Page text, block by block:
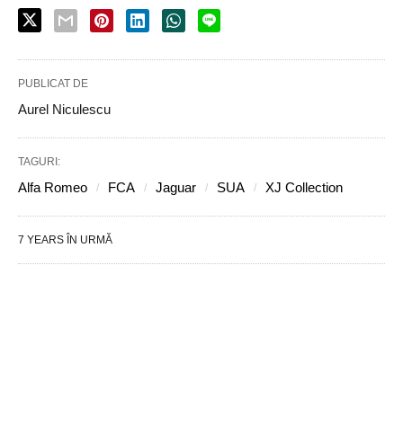
PUBLICAT DE
Aurel Niculescu
TAGURI:
Alfa Romeo FCA Jaguar SUA XJ Collection
7 YEARS ÎN URMĂ